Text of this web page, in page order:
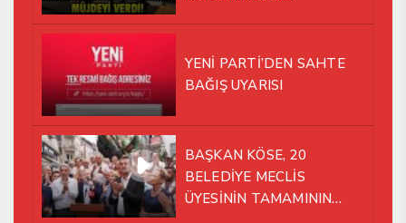
YENİ PARTİ’DEN SAHTE
BAĞIŞ UYARISI
BAŞKAN KÖSE, 20
BELEDİYE MECLİS
ÜYESİNİN TAMAMININ